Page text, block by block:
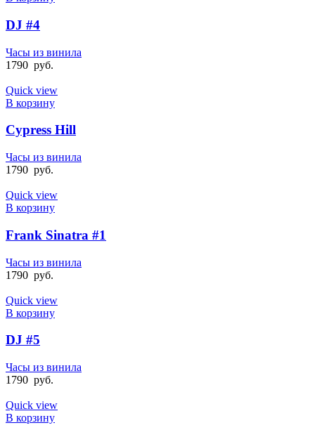
DJ #4
Часы из винила
1790 руб.
Quick view
В корзину
Cypress Hill
Часы из винила
1790 руб.
Quick view
В корзину
Frank Sinatra #1
Часы из винила
1790 руб.
Quick view
В корзину
DJ #5
Часы из винила
1790 руб.
Quick view
В корзину